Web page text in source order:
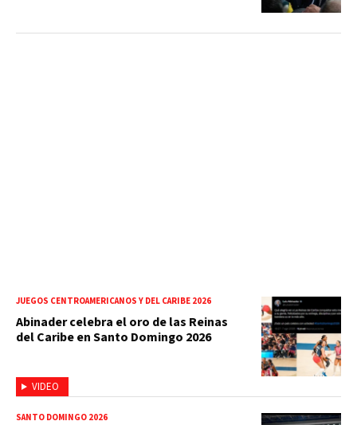
VIDEO
JUEGOS CENTROAMERICANOS Y DEL CARIBE 2026
Abinader celebra el oro de las Reinas
del Caribe en Santo Domingo 2026
SANTO DOMINGO 2026